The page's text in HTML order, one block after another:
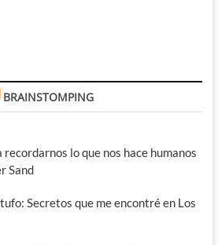
BRAINSTOMPING
lo que nos hace humanos
Sand
Secretos que me encontré en Los